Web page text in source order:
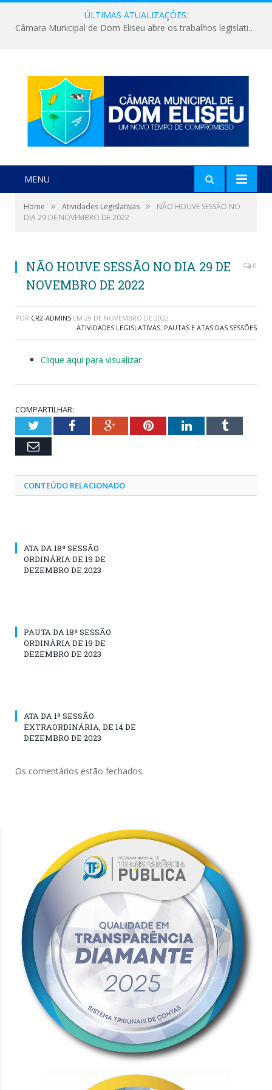
ÚLTIMAS ATUALIZAÇÕES:
Câmara Municipal de Dom Eliseu abre os trabalhos legislativos do segundo semestre
MENU
Home » Atividades Legislativas »
NÃO HOUVE SESSÃO NO
DIA 29 DE NOVEMBRO DE 2022
NÃO HOUVE SESSÃO NO DIA 29 DE
NOVEMBRO DE 2022
0
POR CR2-ADMIN5 EM 29 DE NOVEMBRO DE 2022
ATIVIDADES LEGISLATIVAS, PAUTAS E ATAS DAS SESSÕES
Clique aqui para visualizar
COMPARTILHAR:
TwitterFacebookGoogle+PinterestLinkedInTumblr
Email
CONTEÚDO RELACIONADO
ATA DA 18ª SESSÃO
ORDINÁRIA DE 19 DE
DEZEMBRO DE 2023
PAUTA DA 18ª SESSÃO
ORDINÁRIA DE 19 DE
DEZEMBRO DE 2023
ATA DA 1ª SESSÃO
EXTRAORDINÁRIA, DE 14 DE
DEZEMBRO DE 2023
Os comentários estão fechados.